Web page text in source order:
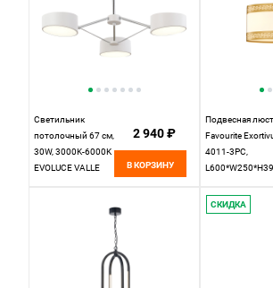
Светильник
потолочный 67 см,
30W, 3000K-6000K
EVOLUCE VALLE
2 940 ₽
В КОРЗИНУ
Подвесная
Favourite
4011-3PC,
плафон из белой
ткани
СКИДКА